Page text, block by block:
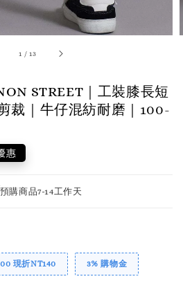
1 /13
STREET｜工裝膝長短
裁｜牛仔混紡耐磨｜100-
惠
預購商品7-14工作天
現折NT140 3% 購物金